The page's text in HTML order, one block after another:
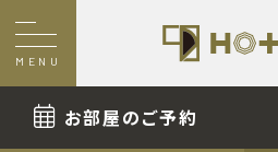
MENU
お部屋のご予約